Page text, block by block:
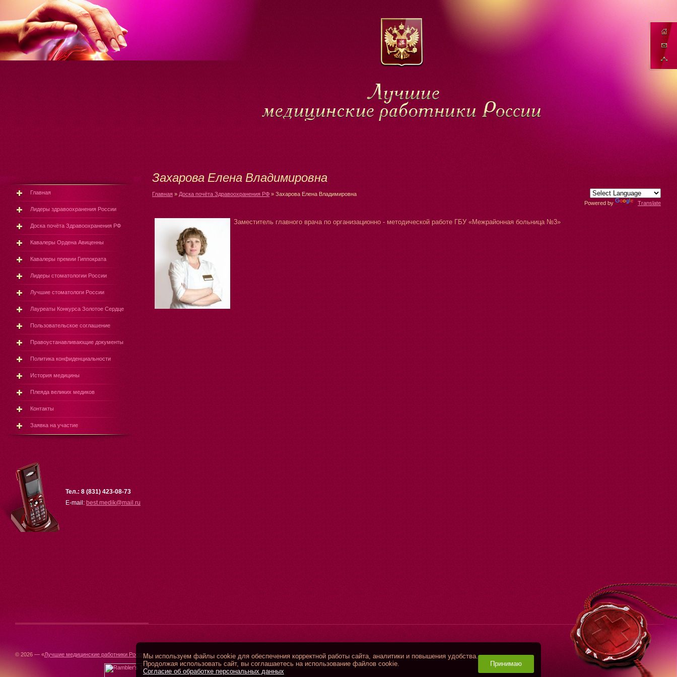
Захарова Елена Владимировна
Главная » Доска почёта Здравоохранения РФ » Захарова Елена Владимировна
Powered by
Translate
Заместитель главного врача по организационно - методической работе ГБУ «Межрайонная больница №3»
Главная
Лидеры здравоохранения России
Доска почёта Здравоохранения РФ
Кавалеры Ордена Авиценны
Кавалеры премии Гиппократа
Лидеры стоматологии России
Лучшие стоматологи России
Лауреаты Конкурса Золотое Сердце
Пользовательское соглашение
Правоустанавливающие документы
Политика конфиденциальности
История медицины
Плеяда великих медиков
Контакты
Заявка на участие
Тел.: 8 (831) 423-08-73
E-mail: best.medik@mail.ru
© 2026 — «Лучшие медицинские работники России»
Мы используем файлы cookie для обеспечения корректной работы сайта, аналитики и повышения удобства.
Продолжая использовать сайт, вы соглашаетесь на использование файлов cookie.
Согласие об обработке персональных данных
Принимаю